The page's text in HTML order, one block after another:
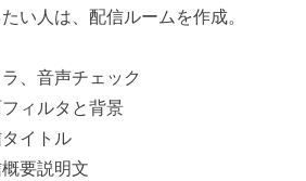
い人は、配信ルームを作成。
ラ、音声チェック
フィルタと背景
タイトル
概要説明文